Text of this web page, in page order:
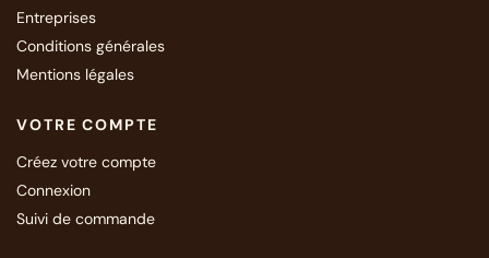
Entreprises
Conditions générales
Mentions légales
VOTRE COMPTE
Créez votre compte
Connexion
Suivi de commande